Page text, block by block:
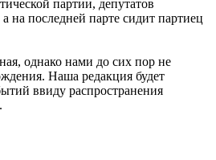
партии, депутатов
на последней парте сидит партиец
однако нами до сих пор не
Наша редакция будет
ввиду распространения